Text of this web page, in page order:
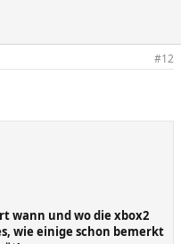
#12
wann und wo die xbox2
wie einige schon bemerkt